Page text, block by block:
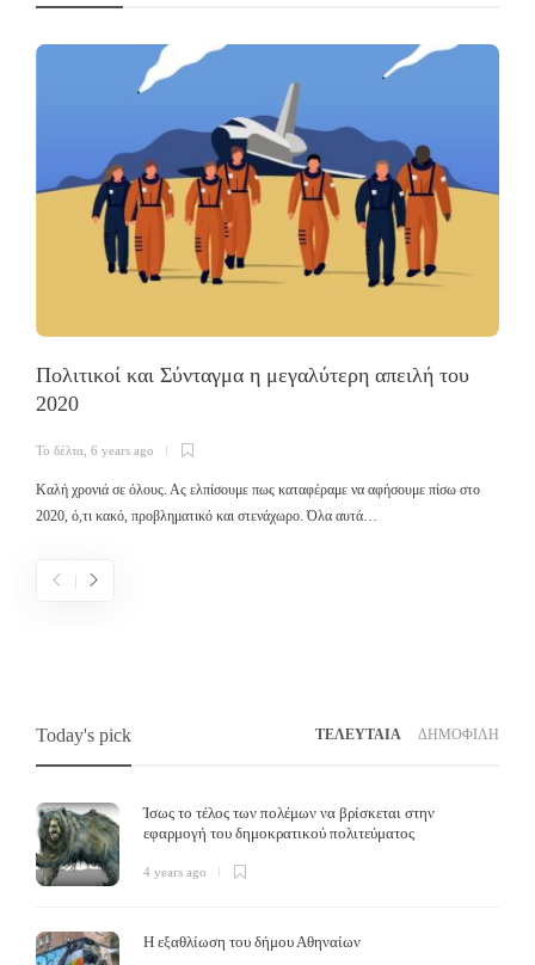
Πολιτικοί και Σύνταγμα η μεγαλύτερη απειλή του
2020
Το δέλτα 6 years ago
Καλή χρονιά σε όλους. Ας ελπίσουμε πως καταφέραμε να αφήσουμε πίσω στο
2020, ό,τι κακό, προβληματικό και στενάχωρο. Όλα αυτά…
Άλλο κοινοβουλευτισμός, άλλο δημοκρατία
Today's pick ΤΕΛΕΥΤΑΙΑ ΔΗΜΟΦΙΛΗ
Ίσως το τέλος των πολέμων να βρίσκεται στην
εφαρμογή του δημοκρατικού πολιτεύματος
4 years ago
Η εξαθλίωση του δήμου Αθηναίων